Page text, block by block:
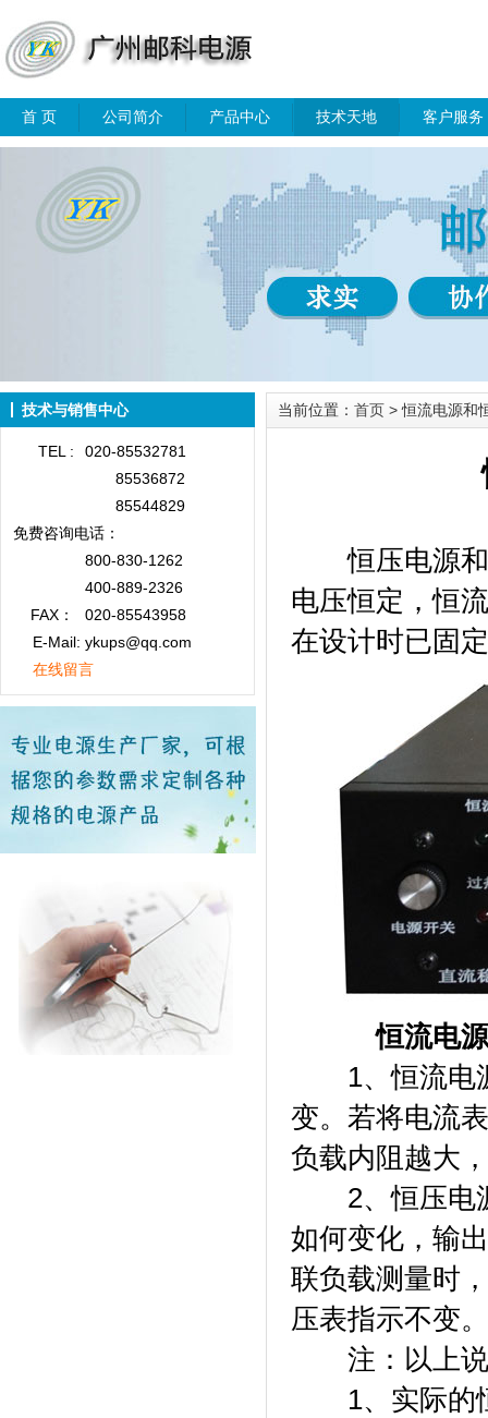
首 页 公司简介 产品中心 技术天地 客户服务
技术与销售中心
TEL :
020-85532781
85536872
85544829
免费咨询电话：
800-830-1262
400-889-2326
FAX：
020-85543958
E-Mail: ykups@qq.com
在线留言
当前位置： 首页 > 恒流电源和
恒压电源和
电压恒定，恒
在设计时已固
恒流电
1、恒流电源
变。若将电流
负载内阻越大
2、恒压电源
如何变化，输
联负载测量时
压表指示不变。
注：以上说
1、实际的恒